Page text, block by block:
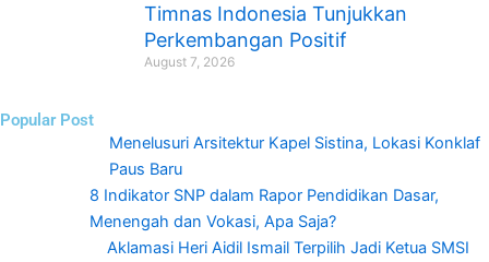
Timnas Indonesia Tunjukkan
Perkembangan Positif
August 7, 2026
Popular Post
Menelusuri Arsitektur Kapel Sistina, Lokasi Konklaf
Paus Baru
8 Indikator SNP dalam Rapor Pendidikan Dasar,
Menengah dan Vokasi, Apa Saja?
Aklamasi Heri Aidil Ismail Terpilih Jadi Ketua SMSI